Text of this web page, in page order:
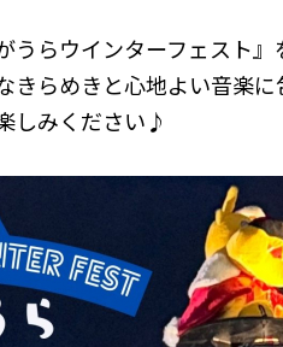
らウインターフェスト』
きらめきと心地よい音楽
しみください♪